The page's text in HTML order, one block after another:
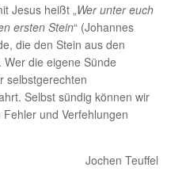
Jesus heißt „Wer unter euch
ersten Stein“ (Johannes
die den Stein aus den
die eigene Sünde
selbstgerechten
Selbst sündig können wir
und Verfehlungen
Jochen Teuffel